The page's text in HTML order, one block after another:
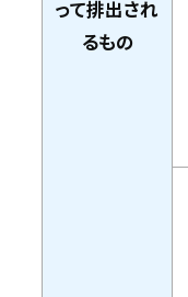
って排出され
るもの